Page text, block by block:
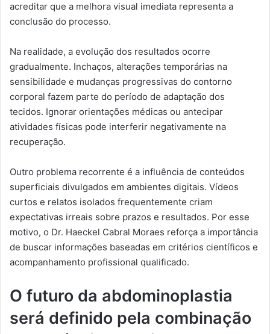
acreditar que a melhora visual imediata representa a
conclusão do processo.
Na realidade, a evolução dos resultados ocorre
gradualmente. Inchaços, alterações temporárias na
sensibilidade e mudanças progressivas do contorno
corporal fazem parte do período de adaptação dos
tecidos. Ignorar orientações médicas ou antecipar
atividades físicas pode interferir negativamente na
recuperação.
Outro problema recorrente é a influência de conteúdos
superficiais divulgados em ambientes digitais. Vídeos
curtos e relatos isolados frequentemente criam
expectativas irreais sobre prazos e resultados. Por esse
motivo, o Dr. Haeckel Cabral Moraes reforça a importância
de buscar informações baseadas em critérios científicos e
acompanhamento profissional qualificado.
O futuro da abdominoplastia
será definido pela combinação